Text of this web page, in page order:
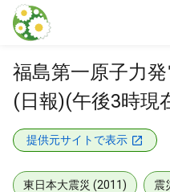
本文に飛ぶ
福島第一原子力
(日報)(午後3時現
提供元サイトで表示
東日本大震災 (2011) 震